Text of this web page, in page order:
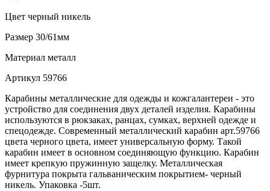
Цвет черный никель
Размер 30/61мм
Материал металл
Артикул 59766
Карабины металлические для одежды и кожгалантереи - это
устройство для соединения двух деталей изделия. Карабины
используются в рюкзаках, ранцах, сумках, верхней одежде и
спецодежде. Современный металлический карабин арт.59766
цвета черного цвета, имеет универсальную форму. Такой
карабин имеет в основном соединяющую функцию. Карабин
имеет крепкую пружинную защелку. Металлическая
фурнитура покрыта гальваническим покрытием- черный
никель. Упаковка -5шт.